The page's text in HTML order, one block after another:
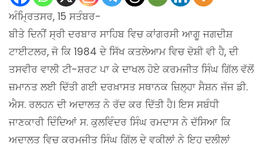
ਅੰਮ੍ਰਿਤਸਰ, 15 ਸਤੰਬਰ-
ਬੀਤੇ ਦਿਨੀਂ ਸ੍ਰੀ ਦਰਬਾਰ ਸਾਹਿਬ ਵਿਚ ਕਾਂਗਰਸੀ ਆਗੂ ਜਗਦੀਸ਼
ਟਾਈਟਲਰ, ਜੋ ਕਿ 1984 ਦੇ ਸਿੱਖ ਕਤਲੇਆਮ ਵਿਚ ਦੋਸ਼ੀ ਵੀ ਹੈ, ਦੀ
ਤਸਵੀਰ ਵਾਲੀ ਟੀ-ਸ਼ਰਟ ਪਾ ਕੇ ਦਾਖਲ ਹੋਏ ਕਰਮਜੀਤ ਸਿੰਘ ਗਿੱਲ ਵੱਲੋਂ
ਜ਼ਮਾਨਤ ਲਈ ਦਿੱਤੀ ਗਈ ਦਰਖ਼ਾਸਤ ਸਥਾਨਕ ਜ਼ਿਲ੍ਹਾ ਸੈਸ਼ਨ ਜੱਜ ਡੀ.
ਐਸ. ਰਲਹਨ ਦੀ ਅਦਾਲਤ ਨੇ ਰੱਦ ਕਰ ਦਿੱਤੀ ਹੈ। ਇਸ ਸਬੰਧੀ
ਜਾਣਕਾਰੀ ਦਿੰਦਿਆਂ ਸ. ਕੁਲਵਿੰਦਰ ਸਿੰਘ ਰਮਦਾਸ ਨੇ ਦੱਸਿਆ ਕਿ
ਅਦਾਲਤ ਵਿਚ ਕਰਮਜੀਤ ਸਿੰਘ ਗਿੱਲ ਦੇ ਵਕੀਲਾਂ ਨੇ ਇਹ ਦਲੀਲਾਂ